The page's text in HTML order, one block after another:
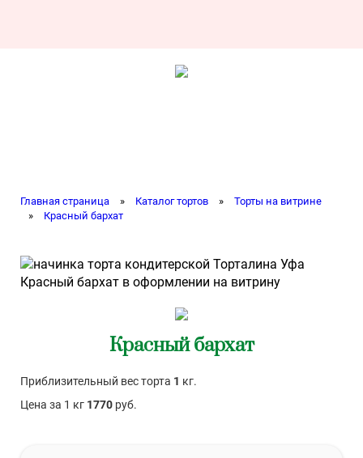
Главная страница » Каталог тортов »
Торты на витрине
»
Красный бархат
Красный бархат
Приблизительный вес торта 1 кг.
Цена за 1 кг 1770 руб.